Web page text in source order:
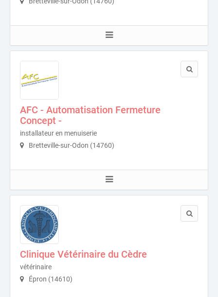
AFC - Automatisation Fermeture
Concept -
installateur en menuiserie
Bretteville-sur-Odon (14760)
Clinique Vétérinaire du Cèdre
vétérinaire
Épron (14610)